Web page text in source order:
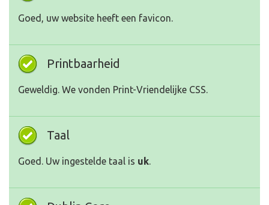
Goed, uw website heeft een favicon.
Printbaarheid
Geweldig. We vonden Print-Vriendelijke CSS.
Taal
Goed. Uw ingestelde taal is uk.